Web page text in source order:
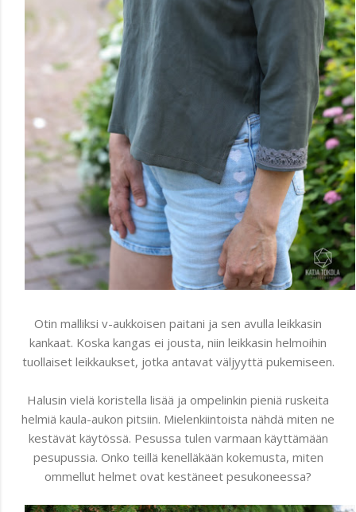
Otin malliksi v-aukkoisen paitani ja sen avulla leikkasin
kankaat. Koska kangas ei jousta, niin leikkasin helmoihin
tuollaiset leikkaukset, jotka antavat väljyyttä pukemiseen.
Halusin vielä koristella lisää ja ompelinkin pieniä ruskeita
helmiä kaula-aukon pitsiin. Mielenkiintoista nähdä miten ne
kestävät käytössä. Pesussa tulen varmaan käyttämään
pesupussia. Onko teillä kenelläkään kokemusta, miten
ommellut helmet ovat kestäneet pesukoneessa?